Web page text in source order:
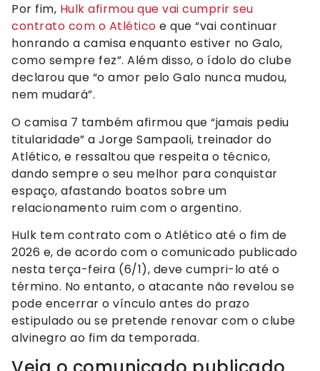
Por fim, Hulk afirmou que vai cumprir seu
contrato com o Atlético e que “vai continuar
honrando a camisa enquanto estiver no Galo,
como sempre fez”. Além disso, o ídolo do clube
declarou que “o amor pelo Galo nunca mudou,
nem mudará”.
O camisa 7 também afirmou que “jamais pediu
titularidade” a Jorge Sampaoli, treinador do
Atlético, e ressaltou que respeita o técnico,
dando sempre o seu melhor para conquistar
espaço, afastando boatos sobre um
relacionamento ruim com o argentino.
Hulk tem contrato com o Atlético até o fim de
2026 e, de acordo com o comunicado publicado
nesta terça-feira (6/1), deve cumpri-lo até o
término. No entanto, o atacante não revelou se
pode encerrar o vínculo antes do prazo
estipulado ou se pretende renovar com o clube
alvinegro ao fim da temporada.